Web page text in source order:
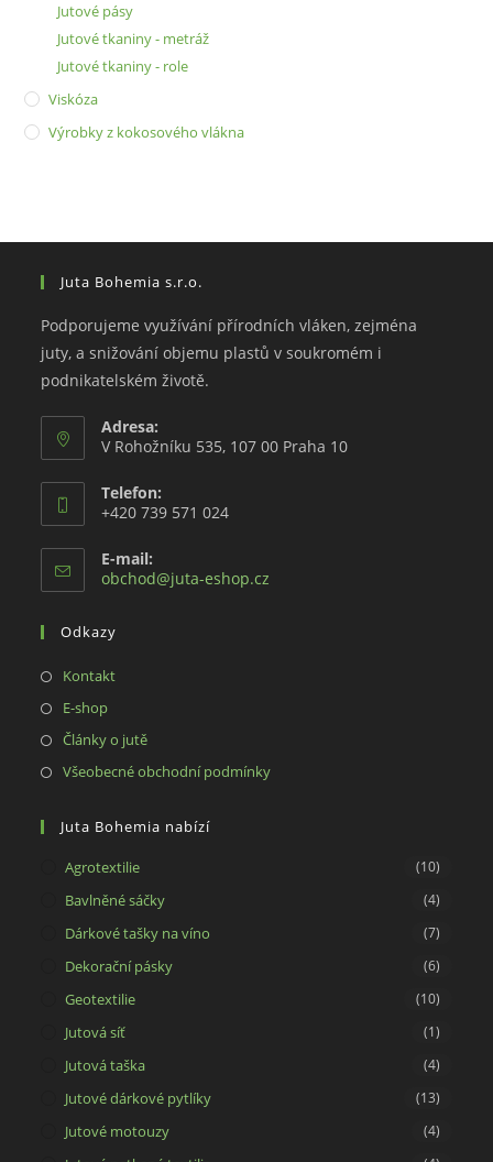
Jutové pásy
Jutové tkaniny - metráž
Jutové tkaniny - role
Viskóza
Výrobky z kokosového vlákna
Juta Bohemia s.r.o.
Podporujeme využívání přírodních vláken, zejména
juty, a snižování objemu plastů v soukromém i
podnikatelském životě.
Adresa:
V Rohožníku 535, 107 00 Praha 10
Telefon:
+420 739 571 024
E-mail:
obchod@juta-eshop.cz
Odkazy
KontaktOpens
a
tab
E-shopOpens
in
tab
Články o jutěOpens
in
new
Všeobecné obchodní podmínkyOpens
Juta Bohemia nabízí
Agrotextilie (10)
Bavlněné sáčky (4)
Dárkové tašky na víno (7)
Dekorační pásky (6)
Geotextilie (10)
Jutová síť (1)
Jutová taška (4)
Jutové dárkové pytlíky (13)
Jutové motouzy (4)